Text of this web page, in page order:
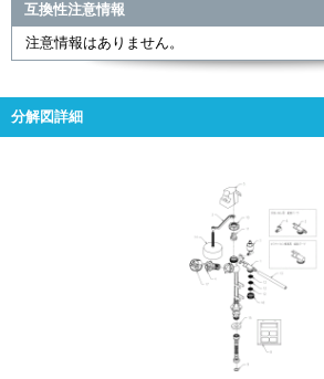
互換性注意情報
注意情報はありません。
分解図詳細